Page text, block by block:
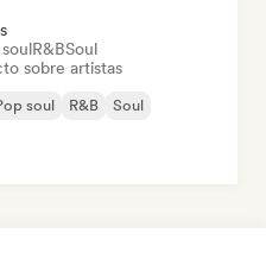
R&BSoul
sobre artistas
soul R&B
Soul